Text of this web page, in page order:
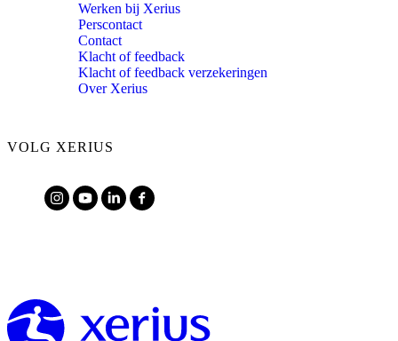
Werken bij Xerius
Perscontact
Contact
Klacht of feedback
Klacht of feedback verzekeringen
Over Xerius
VOLG XERIUS